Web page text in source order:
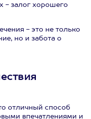
- залог хорошего
- это не только
но и забота о
отличный способ
впечатлениями и